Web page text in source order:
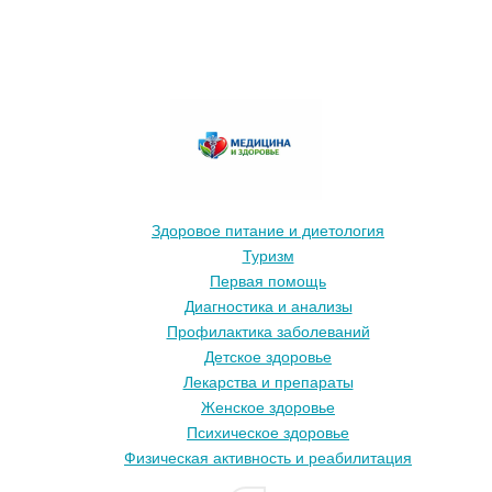
Здоровое питание и диетология
Туризм
Первая помощь
Диагностика и анализы
Профилактика заболеваний
Детское здоровье
Лекарства и препараты
Женское здоровье
Психическое здоровье
Физическая активность и реабилитация